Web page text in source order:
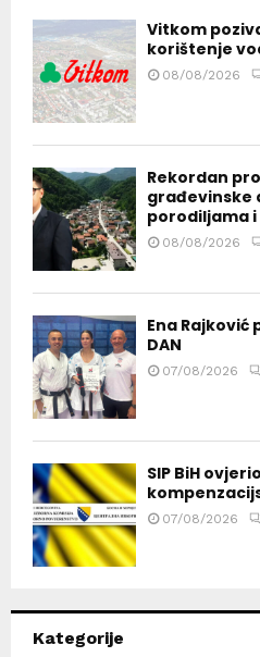
Vitkom
korištenje
08/08/2026
Rekordan
građevinske
porodiljama
08/08/2026
Ena Rajković
DAN
07/08/2026
SIP BiH
07/08/2026
Kategorije